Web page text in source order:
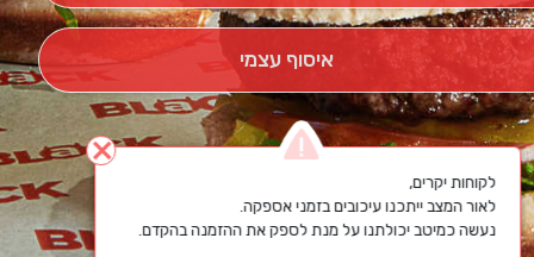
close
נעשה כמיטב יכולתנו על מנת לספק את ההזמנה בהקדם.
איסוף עצמי